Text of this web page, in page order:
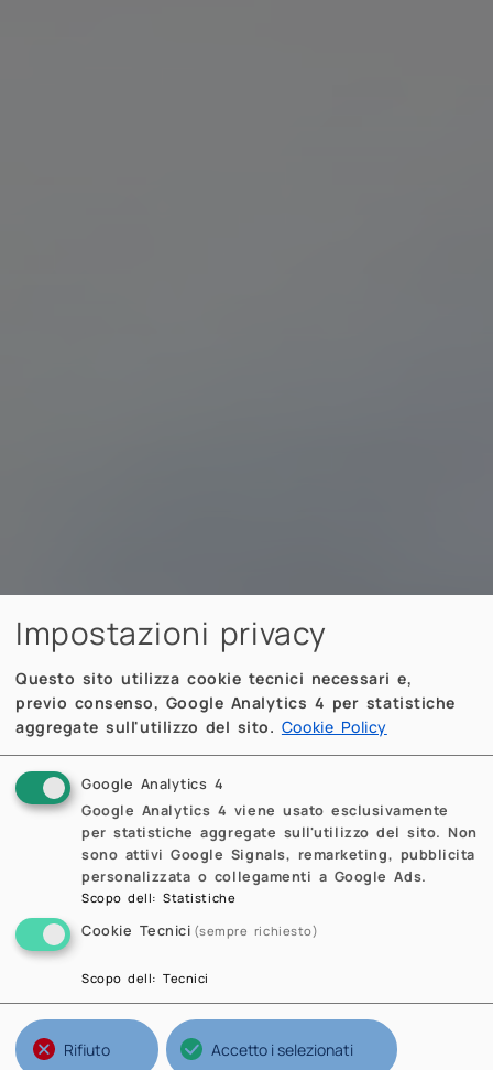
Impostazioni privacy
Questo sito utilizza cookie tecnici necessari e,
previo consenso, Google Analytics 4 per statistiche
aggregate sull'utilizzo del sito. Cookie Policy
Google Analytics 4
Google Analytics 4 viene usato esclusivamente
per statistiche aggregate sull'utilizzo del sito. Non
sono attivi Google Signals, remarketing, pubblicita
personalizzata o collegamenti a Google Ads.
Scopo dell:Statistiche
Cookie Tecnici (sempre richiesto)
Scopo dell:Tecnici
Rifiuto Accetto i selezionati